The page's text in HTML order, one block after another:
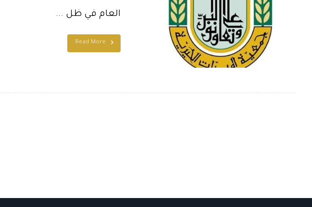
العام في ظل ...
Read More